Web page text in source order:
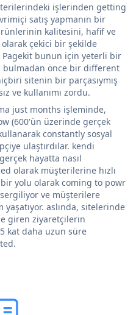
işlerinden getting
satış yapmanın bir
kalitesini, hafif ve
olarak çekici bir şekilde
bunun için yeterli bir
bulmadan önce bir different
sitenin bir parçasıymış
ve kullanımı zordu.
just months işleminde,
(600'ün üzerinde gerçek
constantly sosyal
ulaştırdılar. kendi
hayatta nasıl
olarak müşterilerine hızlı
yolu olarak coming to powr
ve müşterilere
aslında, sitelerinde
giren ziyaretçilerin
kat daha uzun süre